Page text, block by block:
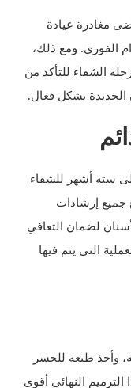
مغادرة عيادة
الفوري. ومع ذلك،
الشفاء للتأكد من
الجديدة بشكل فعال.
ستة أشهر للشفاء
جميع إرشادات
لضمان التعافي
التي يتم فيها
وأخذ طبعة للجسر
النهائي أقوى